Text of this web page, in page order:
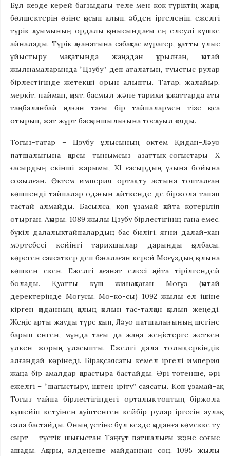
Бұл кезде керей бағзыдағы теле мен көк түріктің жарқа,
бөлшектерін өзіне қосып алып, әбден іргеленіп, ежелгі
түрік қауымының ордалы қонысындағы ең елеулі күшке
айналады. Түрік қағанатына сабақтас мұрагер, қуатты ұлыс
ұйыстыру мақсатында жаңадан құрылған, қытай
жылнамаларында “Цзубу” деп аталатын, туыстыс рулар
бірлестігінде жетекші орын алыпты. Татар, жалайыр,
меркіт, найман, қият, басмыл және тарихи құжаттарда аты
таңбаланбай қалған тағы бір тайпалармен тізе қоса
отырып, жат жұрт басқыншылығына тосқауыл қояды.
Тоғыз-татар – Цзубу ұлысының өктем Қидан-Ләуо
патшалығына қарсы тынымсыз азаттық соғыстары Х
ғасырдың екінші жарымы, ХІ ғасырдың ұзына бойына
созылған. Өктем империя ортақ ту астына топталған
көшпенді тайпалар одағын қайткенде де біржола тапап
тастай алмайды. Басылса, көп ұзамай қайта көтеріліп
отырған. Ақыры, 1089 жылы Цзубу бірлестігінің ғана емес,
бүкіл далалық тайпалардың бас билігі, яғни далай-хан
мәртебесі кейінгі тарихшылар дарынды қолбасы,
көреген саясаткер деп бағалаған керей Моғұздың қолына
көшкен екен. Ежелгі қағанат елесі қайта тірілгендей
болады. Қуатты күш жинақтаған Моғұз (қытай
деректерінде Могусы, Мо-ко-сы) 1092 жылы ел ішіне
кірген қиданның қалың қолын тас-талқан қылып жеңеді.
Жеңіс арты жауды түре қуып, Ләуо патшалығының шегіне
барып енген, мұнда тағы да жаңа жеңістерге жеткен
үлкен жорыққа ұласыпты. Ежелгі дала толық еркіндік
алғандай көрінеді. Бірақ саясаты кемел іргелі империя
жаңа бір амалдар қарастыра бастайды. Әрі төтенше, әрі
ежелгі – “шағыстыру, іштен іріту” саясаты. Көп ұзамай-ақ
Тоғыз тайпа бірлестігіндегі орталық топтың біржола
күшейіп кетуінен қауіптенген кейбір рулар іргесін аулақ
сала бастайды. Оның үстіне бұл кезде қиданға көмекке ту
сырт – түстік-шығыстан Таңғұт патшалығы және соғыс
ашады. Ақыры, әлденеше майданнан соң, 1095 жылы